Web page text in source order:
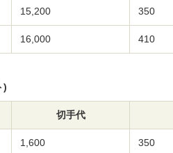
15,200 350
16,000 410
)
切手代
1,600 350